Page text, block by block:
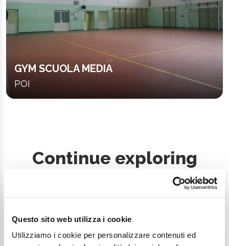
Questo sito web utilizza i cookie
Utilizziamo i cookie per personalizzare contenuti ed
GYM SCUOLA MEDIA
POI
Continue exploring
Your digital journey inside Cesenatico